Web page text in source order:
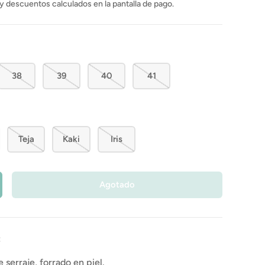
y descuentos calculados en la pantalla de pago.
38 39 40 41
Teja Kaki Iris
Agotado
serraje, forrado en piel.